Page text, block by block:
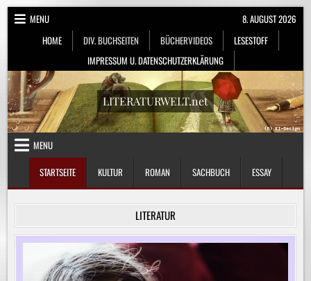
Skip
MENU
HOME
DIV. BUCHSEITEN BÜCHERVIDEOS
LESESTOFF
IMPRESSUM U. DATENSCHUTZERKLÄRUNG
8. AUGUST 2026
LITERATURWELT.net
MENU
STARTSEITE
KULTUR ROMAN SACHBUCH ESSAY
LITERATUR